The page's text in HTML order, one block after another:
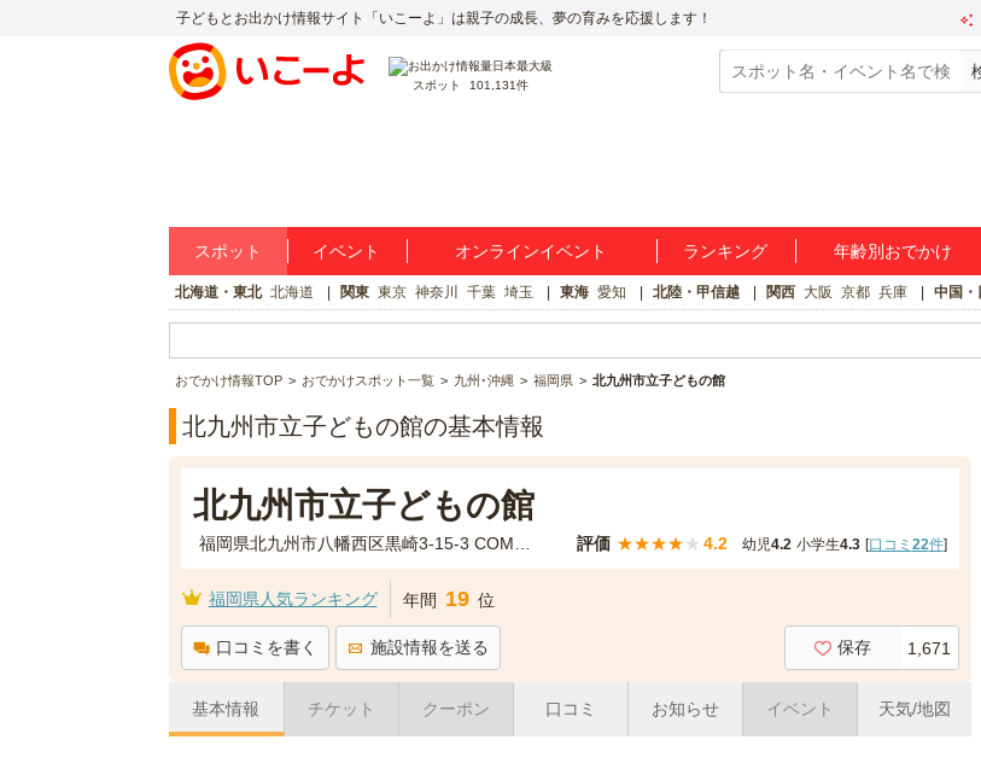
子どもとお出かけ情報サイト「いこーよ」は親子の成長、夢の育みを応援します！
スポット 101,131件
スポット イベント オンラインイベント ランキング 年齢別おでかけ
北海道・東北 北海道 関東 東京 神奈川 千葉 埼玉 東海 愛知 北陸・甲信越 関西 大阪 京都 兵庫 中国・
おでかけ情報TOP おでかけスポット一覧 九州･沖縄 福岡県 北九州市立子どもの館
北九州市立子どもの館の基本情報
北九州市立子どもの館
評価 ★★★★★ 4.2 幼児4.2 小学生4.3 [口コミ 22件]
福岡県人気ランキング 年間 19 位
口コミを書く 施設情報を送る 保存 1,671
基本情報 チケット クーポン 口コミ お知らせ イベント 天気/地図